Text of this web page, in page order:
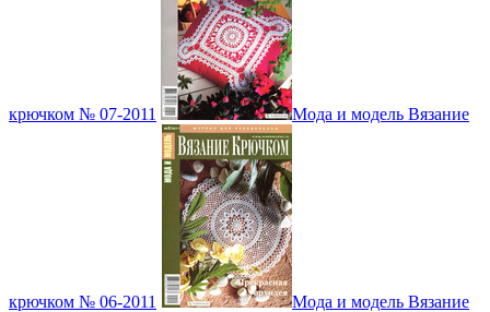
крючком № 07-2011 Мода и модель Вязание
крючком № 06-2011 Мода и модель Вязание